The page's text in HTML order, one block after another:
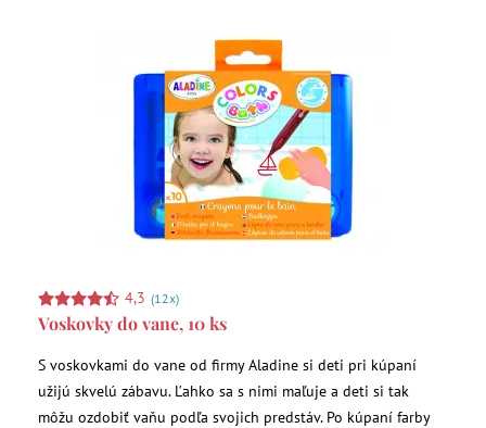
4,3 (12x)
Voskovky do vane, 10 ks
S voskovkami do vane od firmy Aladine si deti pri kúpaní
užijú skvelú zábavu. Ľahko sa s nimi maľuje a deti si tak
môžu ozdobiť vaňu podľa svojich predstáv. Po kúpaní farby